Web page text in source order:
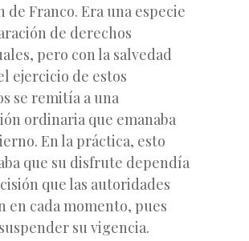
de Franco. Era una especie
de derechos
pero con la salvedad
ejercicio de estos
se remitía a una
ordinaria que emanaba
En la práctica, esto
que su disfrute dependía
que las autoridades
en cada momento, pues
su vigencia.